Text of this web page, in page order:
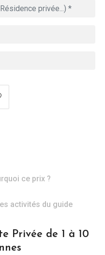
ce prix ?
activités du guide
Privée de 1 à 10